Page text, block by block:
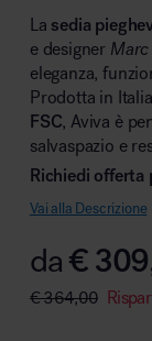
Area outdoor
Area hospitality
La sedia
e designer
eleganza,
Prodotta in
FSC, Aviva è
salvaspazio e
Richiedi offerta
Vai alla Descrizione
da€
€364,00